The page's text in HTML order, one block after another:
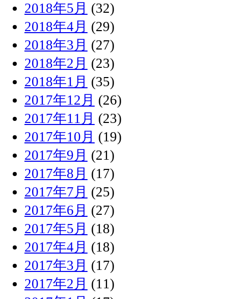
2018年5月 (32)
2018年4月 (29)
2018年3月 (27)
2018年2月 (23)
2018年1月 (35)
2017年12月 (26)
2017年11月 (23)
2017年10月 (19)
2017年9月 (21)
2017年8月 (17)
2017年7月 (25)
2017年6月 (27)
2017年5月 (18)
2017年4月 (18)
2017年3月 (17)
2017年2月 (11)